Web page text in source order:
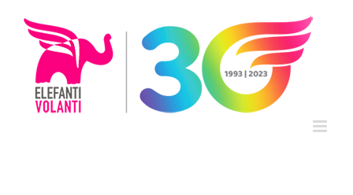
contenuto